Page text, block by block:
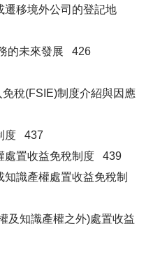
遷移境外公司的登記地
的未來發展 426
稅(FSIE)制度介紹與因應
度 437
處置收益免稅制度 439
識產權處置收益免稅制
及知識產權之外)處置收益